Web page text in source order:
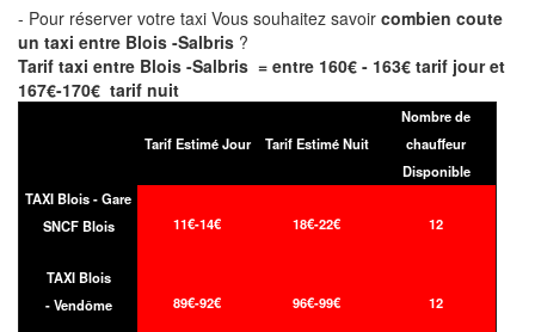
- Pour réserver votre taxi Vous souhaitez savoir combien coute
un taxi entre Blois -Salbris ?
Tarif taxi entre Blois -Salbris = entre 160€ - 163€ tarif jour et
167€-170€ tarif nuit
Tarif Estimé Jour Tarif Estimé Nuit
Nombre de
chauffeur
Disponible
TAXI Blois - Gare
SNCF Blois
11€-14€ 18€-22€ 12
TAXI Blois
- Vendôme
89€-92€ 96€-99€ 12